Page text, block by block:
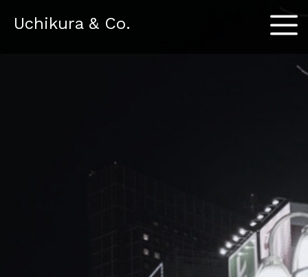
Uchikura & Co. Menu